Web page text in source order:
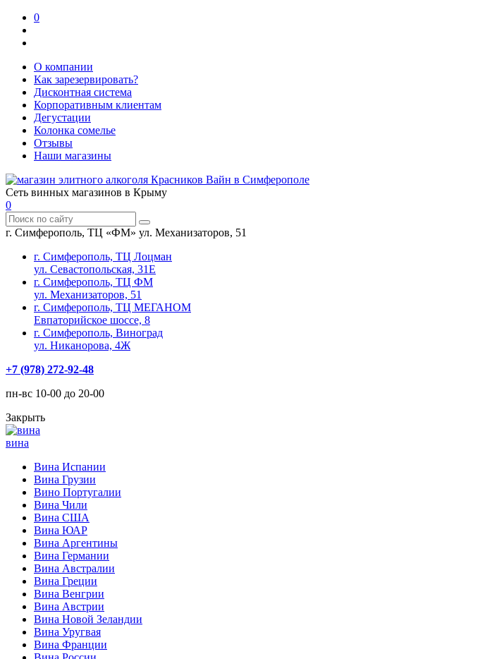
0
О компании
Как зарезервировать?
Дисконтная система
Корпоративным клиентам
Дегустации
Колонка сомелье
Отзывы
Наши магазины
Сеть винных магазинов в Крыму
0
г. Симферополь, ТЦ «ФМ» ул. Механизаторов, 51
г. Симферополь, ТЦ Лоцман
ул. Севастопольская, 31Е
г. Симферополь, ТЦ ФМ
ул. Механизаторов, 51
г. Симферополь, ТЦ МЕГАНОМ
Евпаторийское шоссе, 8
г. Симферополь, Виноград
ул. Никанорова, 4Ж
+7 (978) 272-92-48
пн-вс 10-00 до 20-00
Закрыть
вина
Вина Испании
Вина Грузии
Вино Португалии
Вина Чили
Вина США
Вина ЮАР
Вина Аргентины
Вина Германии
Вина Австралии
Вина Греции
Вина Венгрии
Вина Австрии
Вина Новой Зеландии
Вина Уругвая
Вина Франции